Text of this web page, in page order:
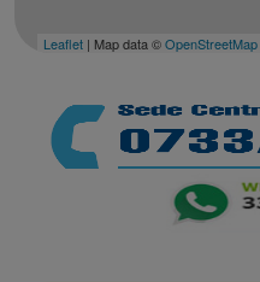
Leaflet | Map data ©OpenStreetMap